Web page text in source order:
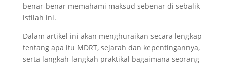
benar-benar memahami maksud sebenar di sebalik
istilah ini.
Dalam artikel ini akan menghuraikan secara lengkap
tentang apa itu MDRT, sejarah dan kepentingannya,
serta langkah-langkah praktikal bagaimana seorang